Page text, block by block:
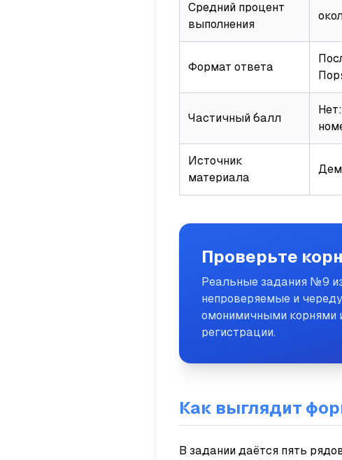
Средний процент
выполнения
Формат ответа
Частичный балл
Источник
материала
Проверьте
Реальные задания №9
непроверяемые и
омонимичными корнями
регистрации.
Как выглядит
В задании даётся пять